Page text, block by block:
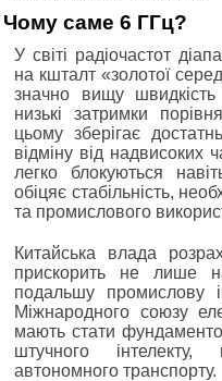
Чому саме 6 ГГц?
У світі радіочастот
на кшталт «золотої
значно вищу
низькі затримки
цьому зберігає
відміну від надвисоких
легко блокуються
обіцяє стабільність,
та промислового
Китайська влада
прискорить не лише
подальшу промислову
Міжнародного союзу
мають стати
штучного інтелекту,
автономного транспорту.